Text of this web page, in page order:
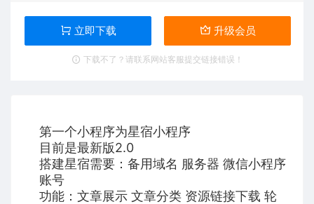
立即下载 升级会员
下载不了？请联系网站客服提交链接错误！
第一个小程序为星宿小程序
目前是最新版2.0
搭建星宿需要：备用域名 服务器 微信小程序
账号
功能：文章展示 文章分类 资源链接下载 轮